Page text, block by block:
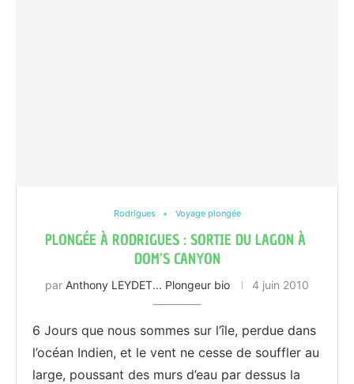
Rodrigues Voyage plongée
PLONGÉE À RODRIGUES : SORTIE DU LAGON À
DOM’S CANYON
par Anthony LEYDET... Plongeur bio 4 juin 2010
6 Jours que nous sommes sur l’île, perdue dans
l’océan Indien, et le vent ne cesse de souffler au
large, poussant des murs d’eau par dessus la